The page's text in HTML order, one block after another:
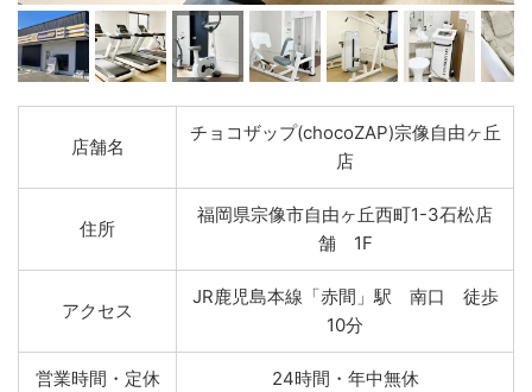
店舗名
チョコザップ(chocoZAP)宗像自由ヶ丘
店
住所
福岡県宗像市自由ヶ丘西町1-3石松店
舗 1F
アクセス
JR鹿児島本線「赤間」駅 南口 徒歩
10分
営業時間・定休
24時間・年中無休